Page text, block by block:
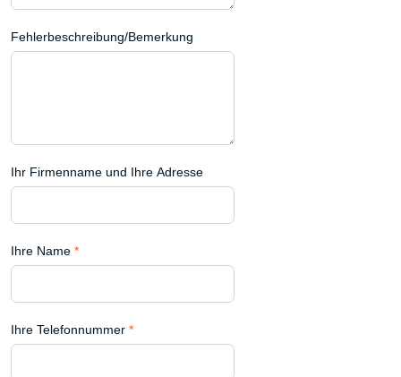
Fehlerbeschreibung/Bemerkung
Ihr Firmenname und Ihre Adresse
Ihre Name *
Ihre Telefonnummer *